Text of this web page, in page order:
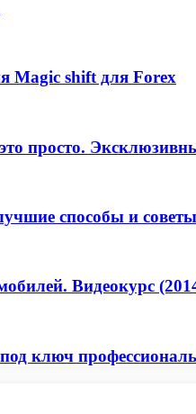
Magic shift для Forex
просто.
способы и советы
Видеокурс
ключ